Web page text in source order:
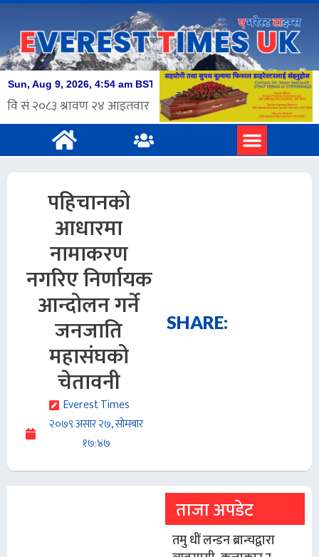
पहिचानको
आधारमा
नामाकरण
नगरिए निर्णायक
आन्दोलन गर्ने
जनजाति
महासंघको
चेतावनी
Everest Times
२०७९ असार २७, सोमबार
१७:४७
SHARE:
ताजा अपडेट
तमु धीं लन्डन ब्रान्चद्वारा